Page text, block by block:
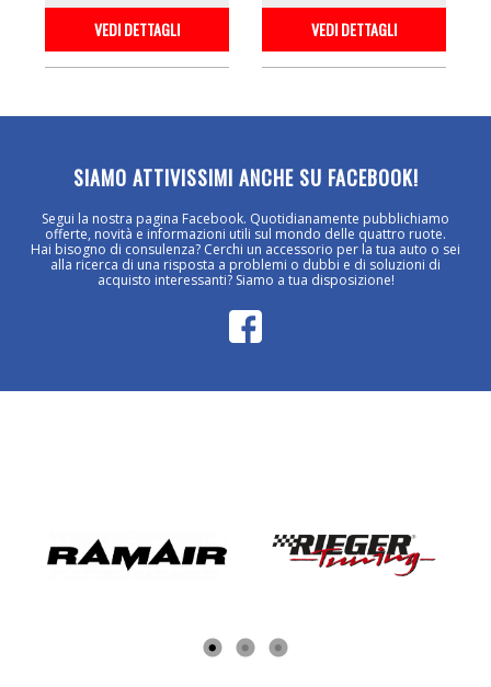
VEDI DETTAGLI VEDI DETTAGLI
SIAMO ATTIVISSIMI ANCHE SU FACEBOOK!
Segui la nostra pagina Facebook. Quotidianamente pubblichiamo
offerte, novità e informazioni utili sul mondo delle quattro ruote.
Hai bisogno di consulenza? Cerchi un accessorio per la tua auto o sei
alla ricerca di una risposta a problemi o dubbi e di soluzioni di
acquisto interessanti? Siamo a tua disposizione!